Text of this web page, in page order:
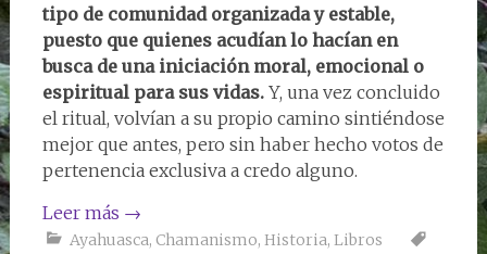
tipo de comunidad organizada y estable,
puesto que quienes acudían lo hacían en
busca de una iniciación moral, emocional o
espiritual para sus vidas. Y, una vez concluido
el ritual, volvían a su propio camino sintiéndose
mejor que antes, pero sin haber hecho votos de
pertenencia exclusiva a credo alguno.
Leer más →
Ayahuasca, Chamanismo, Historia, Libros